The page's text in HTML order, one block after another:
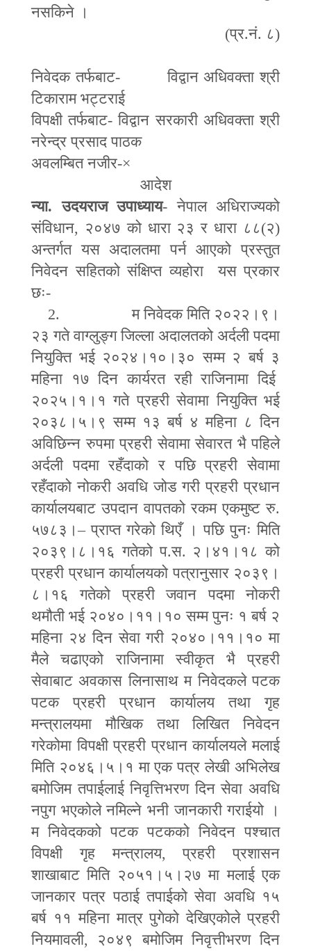
नसकिने ।
(प्र.नं. ८)
निवेदक तर्फबाट-विद्वान अधिवक्ता श्री
टिकाराम भट्टराई
विपक्षी तर्फबाट-विद्वान सरकारी अधिवक्ता श्री
नरेन्द्र प्रसाद पाठक
अवलम्बित नजीर-×
आदेश
न्या.उदयराज उपाध्याय-नेपाल अधिराज्यको
संविधान, २०४७ को धारा २३ र धारा ८८(२)
अन्तर्गत यस अदालतमा पर्न आएको प्रस्तुत
निवेदन सहितको संक्षिप्त व्यहोरा यस प्रकार
छः-
2.
म निवेदक मिति २०२२।९।
२३ गते वाग्लुङ्ग जिल्ला अदालतको अर्दली पदमा
नियुक्ति भई २०२४।१०।३० सम्म २ बर्ष ३
महिना १७ दिन कार्यरत रही राजिनामा दिई
२०२५।१।१ गते प्रहरी सेवामा नियुक्ति भई
२०३८।५।९ सम्म १३ बर्ष ४ महिना ८ दिन
अविछिन्न रुपमा प्रहरी सेवामा सेवारत भै पहिले
अर्दली पदमा रहँदाको र पछि प्रहरी सेवामा
रहँदाको नोकरी अवधि जोड गरी प्रहरी प्रधान
कार्यालयबाट उपदान वापतको रकम एकमुष्ट रु.
५७८३।–प्राप्त गरेको थिएँ । पछि पुनः मिति
२०३९।८।१६ गतेको प.स. २।४१।१८ को
प्रहरी प्रधान कार्यालयको पत्रानुसार २०३९।
८।१६ गतेको प्रहरी जवान पदमा नोकरी
थमौती भई २०४०।११।१० सम्म पुनः १ बर्ष २
महिना २४ दिन सेवा गरी २०४०।११।१० मा
मैले चढाएको राजिनामा स्वीकृत भै प्रहरी
सेवाबाट अवकास लिनासाथ म निवेदकले पटक
पटक प्रहरी प्रधान कार्यालय तथा गृह
मन्त्रालयमा मौखिक तथा लिखित निवेदन
गरेकोमा विपक्षी प्रहरी प्रधान कार्यालयले मलाई
मिति २०४६।५।१ मा एक पत्र लेखी अभिलेख
बमोजिम तपाईलाई निवृत्तिभरण दिन सेवा अवधि
नपुग भएकोले नमिल्ने भनी जानकारी गराईयो ।
म निवेदकको पटक पटकको निवेदन पश्चात
विपक्षी गृह मन्त्रालय, प्रहरी प्रशासन
शाखाबाट मिति २०५१।५।२७ मा मलाई एक
जानकार पत्र पठाई तपाईको सेवा अवधि १५
बर्ष ११ महिना मात्र पुगेको देखिएकोले प्रहरी
नियमावली, २०४९ बमोजिम निवृत्तीभरण दिन